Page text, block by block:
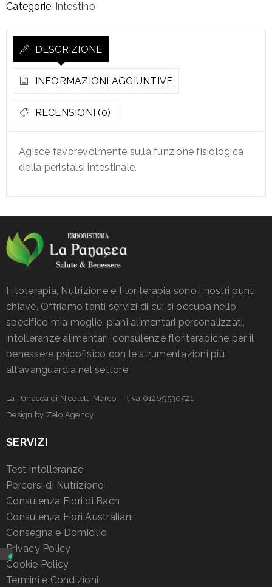
Categorie: Intestino
DESCRIZIONE
INFORMAZIONI AGGIUNTIVE
RECENSIONI (0)
Agisce favorevolmente sulla funzione fisiologica
della peristalsi intestinale.
Fitoterapia, Nutrizione e Floriterapia sono i nostri punti
chiave. Offriamo tanti servizi di cui si occupa nello
specifico mia moglie, piani alimentari personalizzati,
intolleranze alimentari, consulenze floriterapiche per il
benessere psicofisico con le strumentazioni più
all'avanguardia nel settore.
La Panacea di Nicoletti Marco - P.iva 01269530521
Design by Zelo Agency
SERVIZI
Test Intolleranze
Percorsi di Nutrizione
Consulenza Fiori di Bach
Consulenza Fiori Australiani
Consegna e Domicilio
Privacy Policy
Cookie Policy
Termini e Condizioni